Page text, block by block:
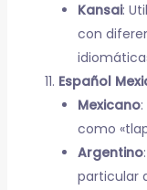
Kansai:
con
Español
Mexicano:
como
Argentino
particular